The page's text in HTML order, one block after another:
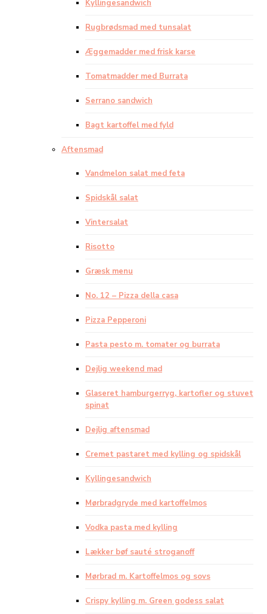
Kyllingesandwich
Rugbrødsmad med tunsalat
Æggemadder med frisk karse
Tomatmadder med Burrata
Serrano sandwich
Bagt kartoffel med fyld
Aftensmad
Vandmelon salat med feta
Spidskål salat
Vintersalat
Risotto
Græsk menu
No. 12 – Pizza della casa
Pizza Pepperoni
Pasta pesto m. tomater og burrata
Dejlig weekend mad
Glaseret hamburgerryg, kartofler og stuvet
spinat
Dejlig aftensmad
Cremet pastaret med kylling og spidskål
Kyllingesandwich
Mørbradgryde med kartoffelmos
Vodka pasta med kylling
Lækker bøf sauté stroganoff
Mørbrad m. Kartoffelmos og sovs
Crispy kylling m. Green godess salat